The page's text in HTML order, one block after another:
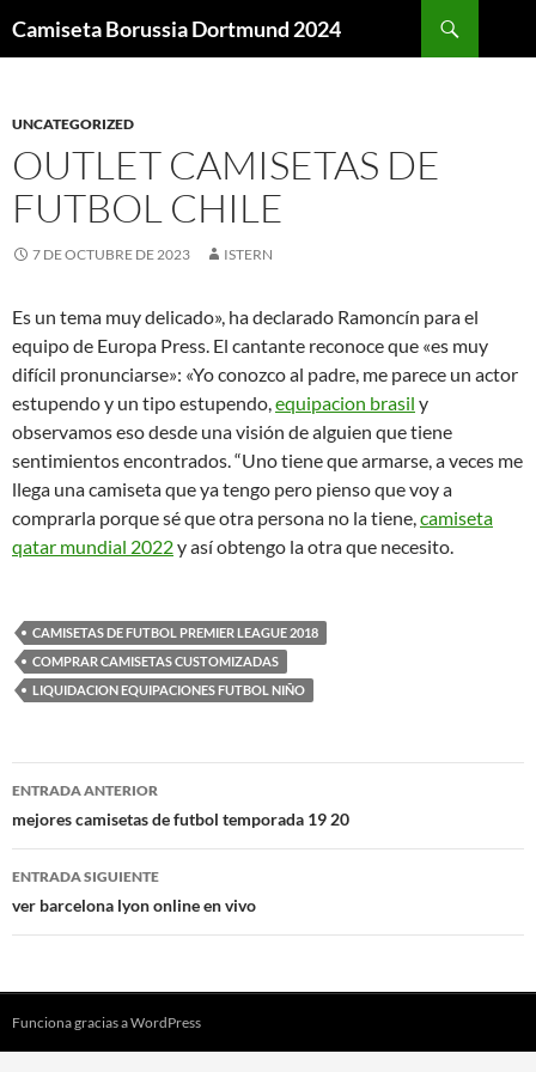
Camiseta Borussia Dortmund 2024
UNCATEGORIZED
OUTLET CAMISETAS DE
FUTBOL CHILE
7 DE OCTUBRE DE 2023 ISTERN
Es un tema muy delicado», ha declarado Ramoncín para el
equipo de Europa Press. El cantante reconoce que «es muy
difícil pronunciarse»: «Yo conozco al padre, me parece un actor
estupendo y un tipo estupendo,equipacion brasil y
observamos eso desde una visión de alguien que tiene
sentimientos encontrados. “Uno tiene que armarse, a veces me
llega una camiseta que ya tengo pero pienso que voy a
comprarla porque sé que otra persona no la tiene,camiseta
qatar mundial 2022y así obtengo la otra que necesito.
CAMISETAS DE FUTBOL PREMIER LEAGUE 2018
COMPRAR CAMISETAS CUSTOMIZADAS
LIQUIDACION EQUIPACIONES FUTBOL NIÑO
Navegación
de
entradas
ENTRADA ANTERIOR
mejores camisetas de futbol temporada 19 20
ENTRADA SIGUIENTE
ver barcelona lyon online en vivo
Funciona gracias a WordPress